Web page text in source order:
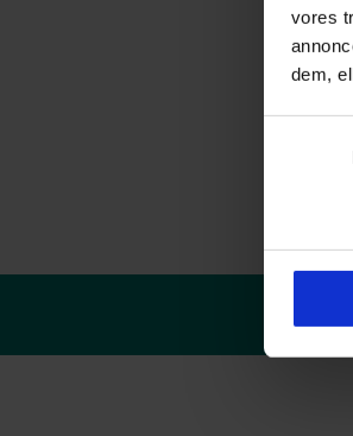
vores
dem,
©